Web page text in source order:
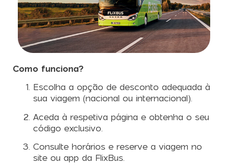
Como funciona?
Escolha a opção de desconto adequada à
sua viagem (nacional ou internacional).
Aceda à respetiva página e obtenha o seu
código exclusivo.
Consulte horários e reserve a viagem no
site ou app da FlixBus.